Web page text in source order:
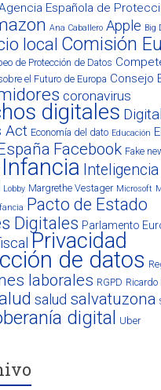
Española de
Ana Caballero Apple Big
local Comisión
de Protección de Datos
el Futuro de Europa Consejo
coronavirus
digitales Digital
Act Economía del dato Educación
Facebook Fake
Infancia Inteligencia
Lobby Margrethe Vestager Microsoft
Pacto de Estado
Digitales Parlamento
Privacidad
de datos
laborales RGPD
salud salvatuzona
digital Uber